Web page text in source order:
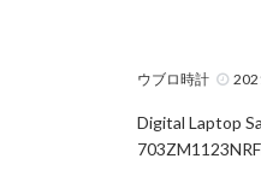
ウブロ時計
Digital Laptop